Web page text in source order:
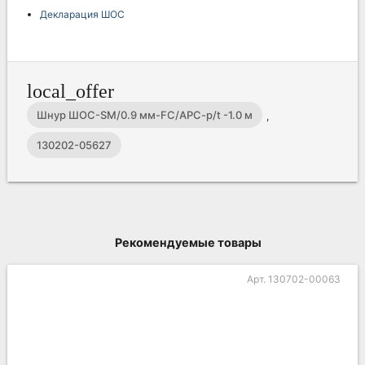
Декларация ШОС
local_offer
Шнур ШОС-SM/0.9 мм-FC/APC-p/t -1.0 м ,
130202-05627
Рекомендуемые товары
Арт. 130702-00063